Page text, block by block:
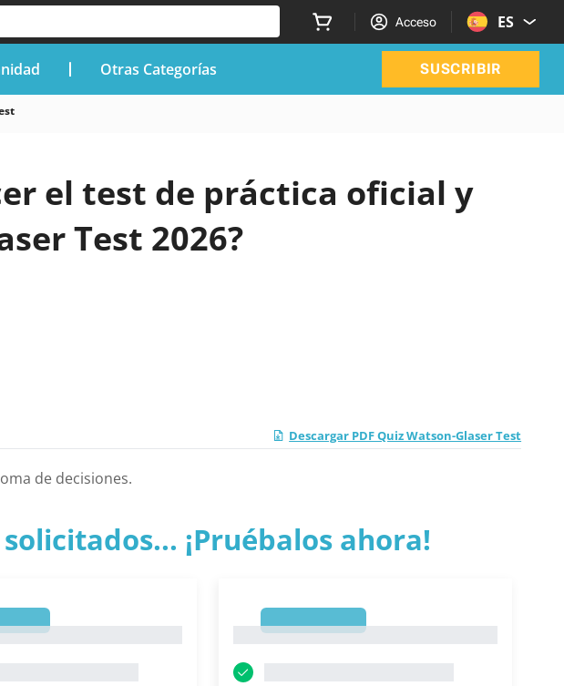
Acceso ES
Otras Categorías SUSCRIBIR
el test de práctica oficial y
Test 2026?
Descargar PDF Quiz Watson-Glaser Test
de decisiones.
¡Pruébalos ahora!